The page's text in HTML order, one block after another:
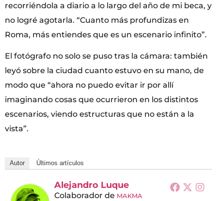
recorriéndola a diario a lo largo del año de mi beca, y
no logré agotarla. “Cuanto más profundizas en
Roma, más entiendes que es un escenario infinito”.
El fotógrafo no solo se puso tras la cámara: también
leyó sobre la ciudad cuanto estuvo en su mano, de
modo que “ahora no puedo evitar ir por allí
imaginando cosas que ocurrieron en los distintos
escenarios, viendo estructuras que no están a la
vista”.
Autor Últimos artículos
Alejandro Luque
Colaborador de MAKMA